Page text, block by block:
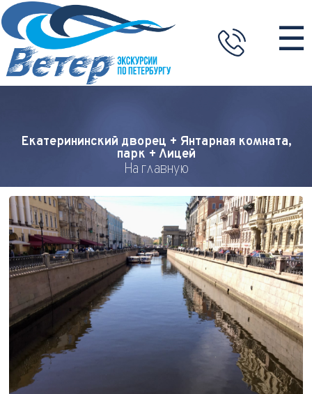
☰
Екатерининский дворец + Янтарная комната,
парк + Лицей
На главную